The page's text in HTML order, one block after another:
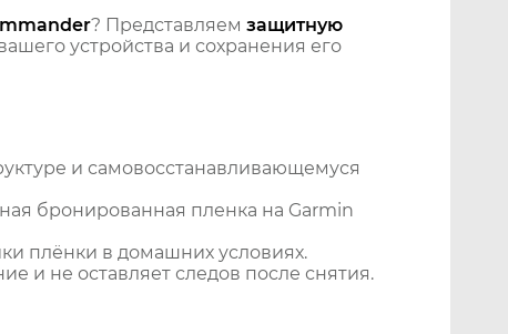
? Представляем защитную
устройства и сохранения его
и самовосстанавливающемуся
бронированная пленка на Garmin
плёнки в домашних условиях.
и не оставляет следов после снятия.